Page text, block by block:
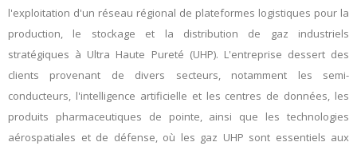
l'exploitation d'un réseau régional de plateformes logistiques pour la
production, le stockage et la distribution de gaz industriels
stratégiques à Ultra Haute Pureté (UHP). L'entreprise dessert des
clients provenant de divers secteurs, notamment les semi-
conducteurs, l'intelligence artificielle et les centres de données, les
produits pharmaceutiques de pointe, ainsi que les technologies
aérospatiales et de défense, où les gaz UHP sont essentiels aux